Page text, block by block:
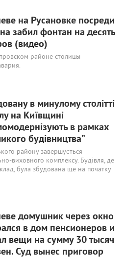
на Русановке посреди
забил фонтан на десять
(видео)
районе столицы
в минулому столітті
на Київщині
в рамках
будівництва”
району завершується
виховного комплексу. Будівля, де
була збудована ще на початку
домушник через окно
в дом пенсионеров и
вещи на сумму 30 тысяч
Суд вынес приговор